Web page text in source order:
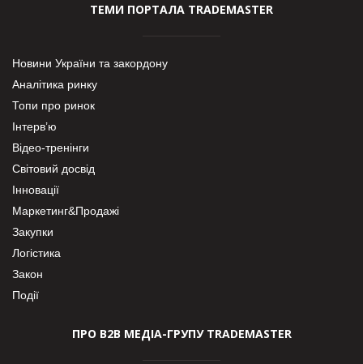
ТЕМИ ПОРТАЛА TRADEMASTER
Новини України та закордону
Аналітика ринку
Топи про ринок
Інтерв’ю
Відео-тренінги
Світовий досвід
Інновації
Маркетинг&Продажі
Закупки
Логістика
Закон
Події
ПРО В2В МЕДІА-ГРУПУ TRADEMASTER